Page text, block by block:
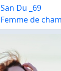
San Du _69
Femme de